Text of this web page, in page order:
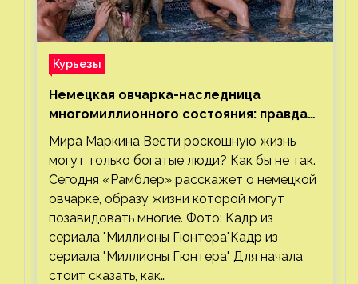
Курьезы
Немецкая овчарка-наследница
многомиллионного состояния: правда
или миф
Мира Маркина Вести роскошную жизнь
могут только богатые люди? Как бы не так.
Сегодня «Рамблер» расскажет о немецкой
овчарке, образу жизни которой могут
позавидовать многие. Фото: Кадр из
сериала "Миллионы Гюнтера"Кадр из
сериала "Миллионы Гюнтера" Для начала
стоит сказать, как…